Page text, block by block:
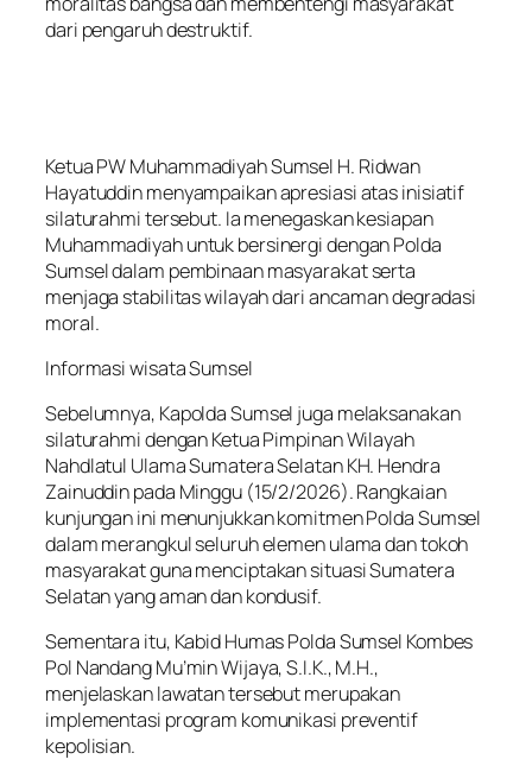
dari pengaruh destruktif.
Ketua PW Muhammadiyah Sumsel H. Ridwan
Hayatuddin menyampaikan apresiasi atas inisiatif
silaturahmi tersebut. Ia menegaskan kesiapan
Muhammadiyah untuk bersinergi dengan Polda
Sumsel dalam pembinaan masyarakat serta
menjaga stabilitas wilayah dari ancaman degradasi
moral.
Informasi wisata Sumsel
Sebelumnya, Kapolda Sumsel juga melaksanakan
silaturahmi dengan Ketua Pimpinan Wilayah
Nahdlatul Ulama Sumatera Selatan KH. Hendra
Zainuddin pada Minggu (15/2/2026). Rangkaian
kunjungan ini menunjukkan komitmen Polda Sumsel
dalam merangkul seluruh elemen ulama dan tokoh
masyarakat guna menciptakan situasi Sumatera
Selatan yang aman dan kondusif.
Sementara itu, Kabid Humas Polda Sumsel Kombes
Pol Nandang Mu’min Wijaya, S.I.K., M.H.,
menjelaskan lawatan tersebut merupakan
implementasi program komunikasi preventif
kepolisian.